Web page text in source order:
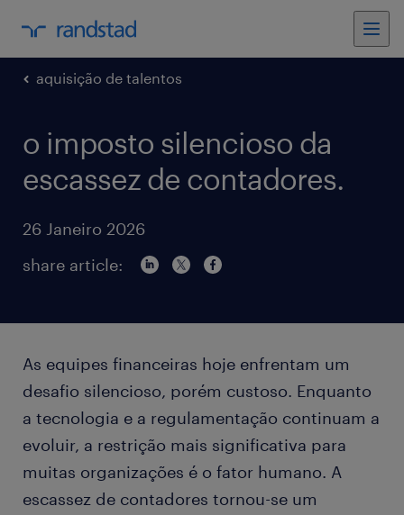
aquisição de talentos
o imposto silencioso da
escassez de contadores.
26 Janeiro 2026
share article:
As equipes financeiras hoje enfrentam um
desafio silencioso, porém custoso. Enquanto
a tecnologia e a regulamentação continuam a
evoluir, a restrição mais significativa para
muitas organizações é o fator humano. A
escassez de contadores tornou-se um